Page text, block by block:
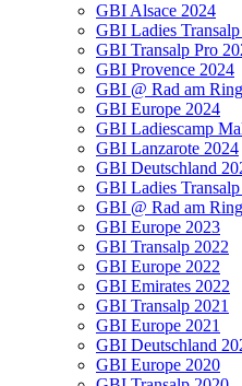
GBI Alsace 2024
GBI Ladies
GBI Transalp Pro
GBI Provence 2024
GBI @ Rad am
GBI Europe 2024
GBI Ladiescamp
GBI Lanzarote 2024
GBI Deutschland
GBI Ladies
GBI @ Rad am
GBI Europe 2023
GBI Transalp 2022
GBI Europe 2022
GBI Emirates 2022
GBI Transalp 2021
GBI Europe 2021
GBI Deutschland
GBI Europe 2020